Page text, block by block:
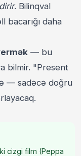
. Bilinqval
bacarığı daha
— bu
bilmir. "Present
— sadəcə doğru
cizgi film (Peppa